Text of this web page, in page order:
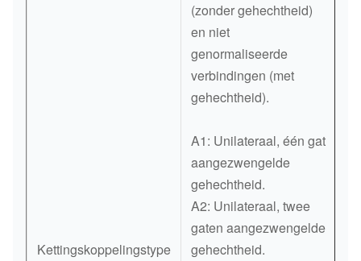
Kettingskoppelingstype
(zonder gehechtheid)
en niet
genormaliseerde
verbindingen (met
gehechtheid).
A1: Unilateraal, één gat
aangezwengelde
gehechtheid.
A2: Unilateraal, twee
gaten aangezwengelde
gehechtheid.